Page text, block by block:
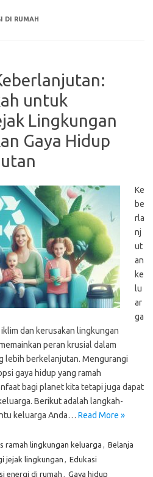
DI RUMAH
untuk
Lingkungan
Gaya Hidup
Ke
be
rla
nj
ut
an
ke
lu
ar
ga
dan kerusakan lingkungan
peran krusial dalam
lebih berkelanjutan. Mengurangi
gaya hidup yang ramah
bagi planet kita tetapi juga dapat
Berikut adalah langkah-
keluarga Anda… Read More »
ramah lingkungan keluarga , Belanja
jejak lingkungan , Edukasi
energi di rumah , Gaya hidup